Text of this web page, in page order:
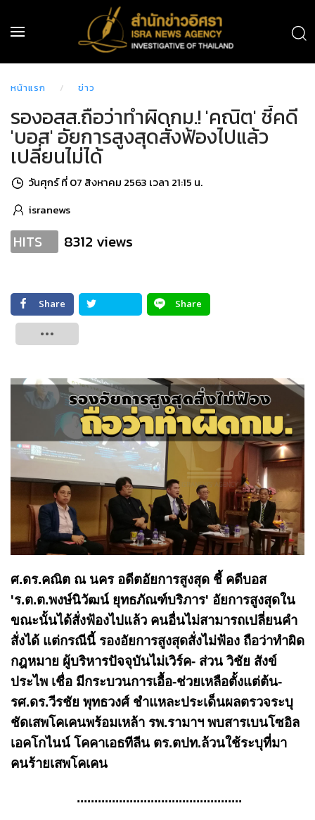
หน้าแรก ข่าว
รองอสส.ถือว่าทำผิดกม.! 'คณิต' ชี้คดี
'บอส' อัยการสูงสุดสั่งฟ้องไปแล้ว
เปลี่ยนไม่ได้
วันศุกร์ ที่ 07 สิงหาคม 2563 เวลา 21:15 น.
isranews
HITS 8312 views
Share
Share
ศ.ดร.คณิต ณ นคร อดีตอัยการสูงสุด ชี้ คดีบอส
'ร.ต.ต.พงษ์นิวัฒน์ ยุทธภัณฑ์บริภาร' อัยการสูงสุดใน
ขณะนั้นได้สั่งฟ้องไปแล้ว คนอื่นไม่สามารถเปลี่ยนคำ
สั่งได้ แต่กรณีนี้ รองอัยการสูงสุดสั่งไม่ฟ้อง ถือว่าทำผิด
กฎหมาย ผู้บริหารปัจจุบันไม่เวิร์ค- ส่วน วิชัย สังข์
ประไพ เชื่อ มีกระบวนการเอื้อ-ช่วยเหลือตั้งแต่ต้น-
รศ.ดร.วีรชัย พุทธวงศ์ ชำแหละประเด็นผลตรวจระบุ
ชัดเสพโคเคนพร้อมเหล้า รพ.รามาฯ พบสารเบนโซอิล
เอคโกไนน์ โคคาเอธทีลีน ตร.ตปท.ล้วนใช้ระบุที่มา
คนร้ายเสพโคเคน
...............................................